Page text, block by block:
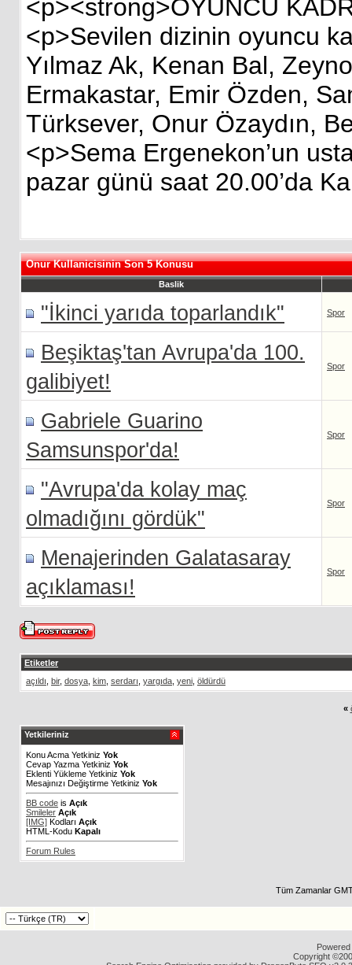
<p><strong>OYUNCU
<p>Sevilen dizinin oyuncu
Yılmaz Ak, Kenan Bal,
Ermakastar, Emir Özden,
Türksever, Onur Özaydın,
<p>Sema Ergenekon’un
pazar günü saat 20.00’da
Onur Kullanicisinin Son 5 Konusu
Baslik
"İkinci yarıda toparlandık" Spor
Beşiktaş'tan Avrupa'da 100.
galibiyet!
Spor
Gabriele Guarino
Samsunspor'da!
Spor
"Avrupa'da kolay maç
olmadığını gördük"
Spor
Menajerinden Galatasaray
açıklaması!
Spor
Etiketler
açıldı bir, dosya kim serdarı yargıda yeni öldürdü
«
Yetkileriniz
Konu Acma Yetkiniz Yok
Cevap Yazma Yetkiniz Yok
Eklenti Yükleme Yetkiniz Yok
Mesajınızı Değiştirme Yetkiniz Yok
BB code is Açık
Smileler Açık
[IMG] Kodları Açık
HTML-Kodu Kapalı
Forum Rules
Tüm Zamanlar
Copyright